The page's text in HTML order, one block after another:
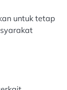
untuk tetap